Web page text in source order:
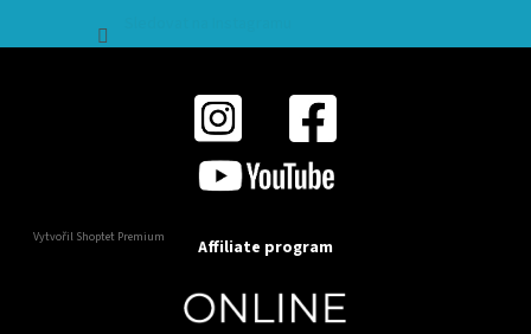
Vytvořil Shoptet Premium Affiliate program